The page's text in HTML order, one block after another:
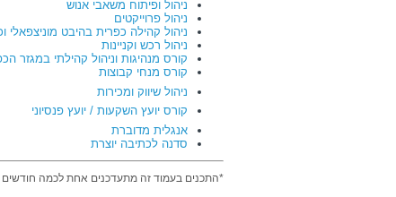
ניהול ופיתוח משאבי אנוש
ניהול פרוייקטים
ניהול קהילה כפרית בהיבט מוניצפאלי
ניהול רכש וקניינות
קורס מנהיגות וניהול קהילתי במגזר
קורס מנחי קבוצות
ניהול שיווק ומכירות
קורס יועץ השקעות / יועץ פנסיוני
אנגלית מדוברת
סדנה לכתיבה יוצרת
מורי דרך ארצי
*התכנים בעמוד זה מתעדכנים אחת לכמה חודשים